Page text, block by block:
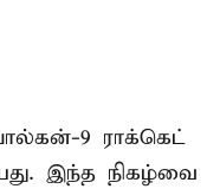
9 ராக்கெட்
இந்த நிகழ்வை